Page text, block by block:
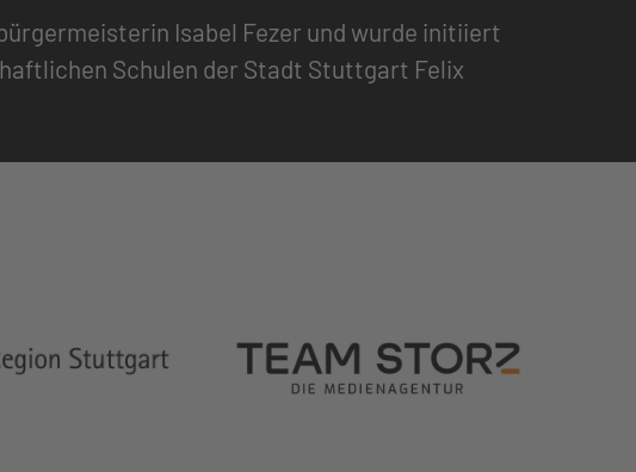
Isabel Fezer und wurde initiiert
Schulen der Stadt Stuttgart Felix